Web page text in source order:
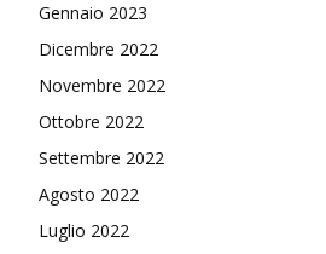
Gennaio 2023
Dicembre 2022
Novembre 2022
Ottobre 2022
Settembre 2022
Agosto 2022
Luglio 2022